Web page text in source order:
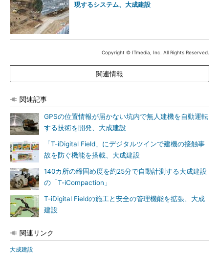
現するシステム、大成建設
Copyright © ITmedia, Inc. All Rights Reserved.
関連情報
関連記事
GPSの位置情報が届かない坑内で無人建機を自動運転
する技術を開発、大成建設
「T-iDigital Field」にデジタルツインで建機の接触事
故を防ぐ機能を搭載、大成建設
140カ所の締固め度を約25分で自動計測する大成建設
の「T-iCompaction」
T-iDigital Fieldの施工と安全の管理機能を拡張、大成
建設
関連リンク
大成建設